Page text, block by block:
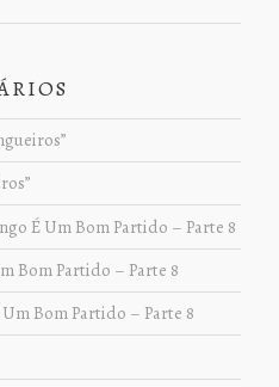
É Um Bom Partido – Parte 8
Bom Partido – Parte 8
Bom Partido – Parte 8